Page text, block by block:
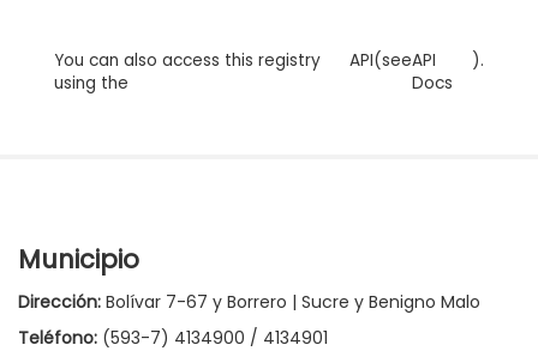
You can also access this registry
using the
API(seeAPI
Docs
).
Municipio
Dirección: Bolívar 7-67 y Borrero | Sucre y Benigno Malo
Teléfono: (593-7) 4134900 / 4134901